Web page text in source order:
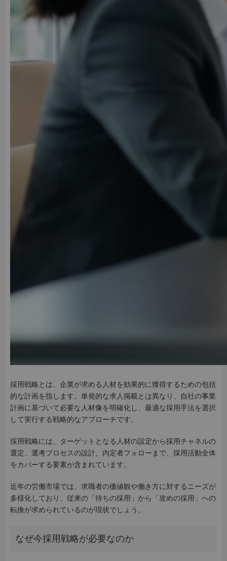
採用戦略とは、企業が求める人材を効果的に獲得するための包括
的な計画を指します。単発的な求人掲載とは異なり、自社の事業
計画に基づいて必要な人材像を明確化し、最適な採用手法を選択
して実行する戦略的なアプローチです。
採用戦略には、ターゲットとなる人材の設定から採用チャネルの
選定、選考プロセスの設計、内定者フォローまで、採用活動全体
をカバーする要素が含まれています。
近年の労働市場では、求職者の価値観や働き方に対するニーズが
多様化しており、従来の「待ちの採用」から「攻めの採用」への
転換が求められているのが現状でしょう。
なぜ今採用戦略が必要なのか